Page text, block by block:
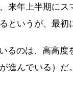
来年上半期に
というが、最初
るのは、高高
進んでいる）だ。